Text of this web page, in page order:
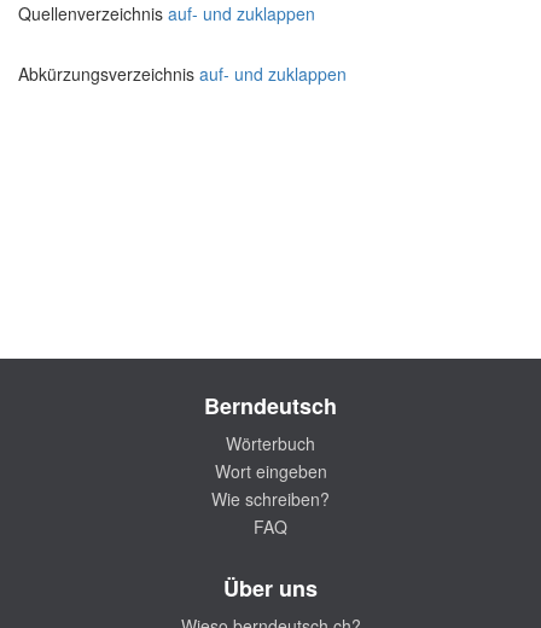
Quellenverzeichnis auf- und zuklappen
Abkürzungsverzeichnis auf- und zuklappen
Berndeutsch
Wörterbuch
Wort eingeben
Wie schreiben?
FAQ
Über uns